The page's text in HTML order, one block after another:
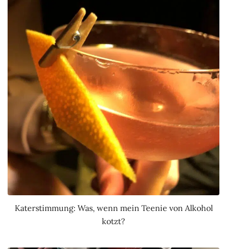
Katerstimmung: Was, wenn mein Teenie von Alkohol
kotzt?